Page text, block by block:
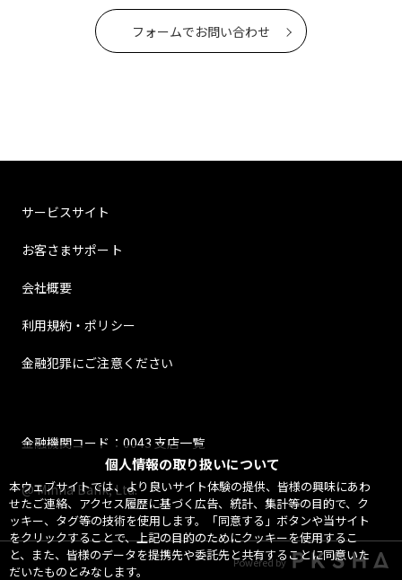
個人情報の取り扱いについて
本ウェブサイトでは、より良いサイト体験の提供、皆様の興味にあわ
せたご連絡、アクセス履歴に基づく広告、統計、集計等の目的で、ク
ッキー、タグ等の技術を使用します。「同意する」ボタンや当サイト
をクリックすることで、上記の目的のためにクッキーを使用するこ
と、また、皆様のデータを提携先や委託先と共有することに同意いた
だいたものとみなします。
フォームでお問い合わせ
サービスサイト
お客さまサポート
会社概要
利用規約・ポリシー
金融犯罪にご注意ください
金融機関コード：0043 支店一覧
@ Minna Bank, Ltd.
Powered by